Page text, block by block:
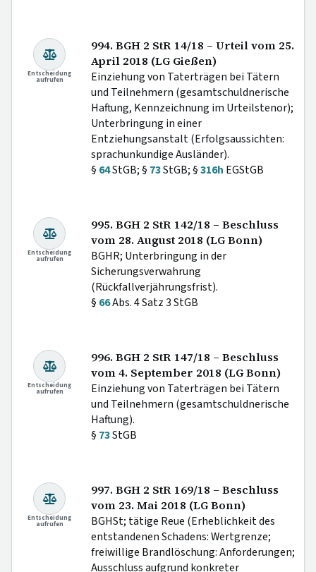
Entscheidung
aufrufen
994. BGH 2 StR 14/18 – Urteil vom 25.
April 2018 (LG Gießen)
Einziehung von Taterträgen bei Tätern
und Teilnehmern (gesamtschuldnerische
Haftung, Kennzeichnung im Urteilstenor);
Unterbringung in einer
Entziehungsanstalt (Erfolgsaussichten:
sprachunkundige Ausländer).
§ 64StGB; § 73StGB; §316h EGStGB
Entscheidung
aufrufen
995. BGH 2 StR 142/18 – Beschluss
vom 28. August 2018 (LG Bonn)
BGHR; Unterbringung in der
Sicherungsverwahrung
(Rückfallverjährungsfrist).
§ 66Abs. 4 Satz 3 StGB
Entscheidung
aufrufen
996. BGH 2 StR 147/18 – Beschluss
vom 4. September 2018 (LG Bonn)
Einziehung von Taterträgen bei Tätern
und Teilnehmern (gesamtschuldnerische
Haftung).
§ 73StGB
Entscheidung
aufrufen
997. BGH 2 StR 169/18 – Beschluss
vom 23. Mai 2018 (LG Bonn)
BGHSt; tätige Reue (Erheblichkeit des
entstandenen Schadens: Wertgrenze;
freiwillige Brandlöschung: Anforderungen;
Ausschluss aufgrund konkreter